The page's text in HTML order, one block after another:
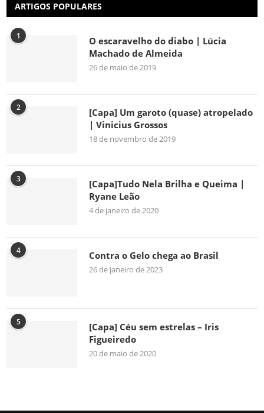
ARTIGOS POPULARES
1
O escaravelho do diabo | Lúcia
Machado de Almeida
26 de maio de 2019
2
[Capa] Um garoto (quase) atropelado
| Vinicius Grossos
18 de novembro de 2019
3
[Capa]Tudo Nela Brilha e Queima |
Ryane Leão
4 de janeiro de 2020
4 Contra o Gelo chega ao Brasil
26 de janeiro de 2023
5
[Capa] Céu sem estrelas – Iris
Figueiredo
20 de maio de 2020